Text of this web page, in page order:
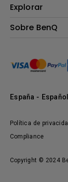
Altavoz
Preguntas
Información de
Centros de
Explorar
Embajadores de
Sobre BenQ
Noticias
Copyright © 2024
Política de
Compliance
España - Español